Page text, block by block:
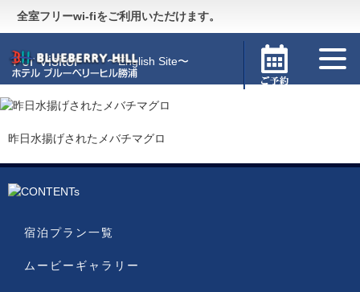
全室フリーwi-fiをご利用いただけます。
Guide 〜施設のご案内〜
For Visitor 〜English Site〜
昨日水揚げされたメバチマグロ
宿泊プラン一覧
ムービーギャラリー